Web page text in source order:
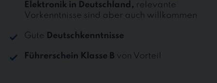
Elektronik in Deutschland, relevante
Vorkenntnisse sind aber auch willkommen
Gute Deutschkenntnisse
Führerschein Klasse B von Vorteil